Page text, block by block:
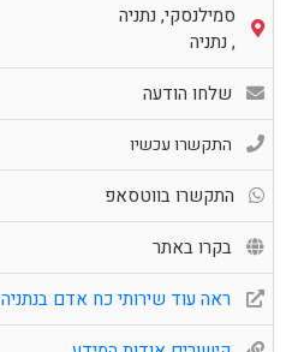
סמילנסקי, נתניה
, נתניה
שלחו הודעה
התקשרו עכשיו
התקשרו בווטסאפ
בקרו באתר
ראה עוד שירותי כח אדם בנתניה